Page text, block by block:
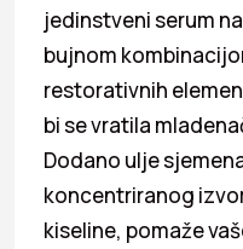
jedinstveni serum
bujnom
restorativnih
bi se vratila
Dodano ulje
koncentriranog
kiseline, pomaže